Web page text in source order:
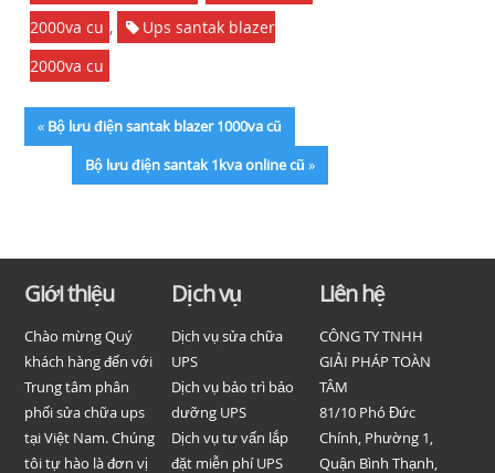
2000va cu ,
Ups santak blazer
2000va cu
« Bộ lưu điện santak blazer 1000va cũ
Bộ lưu điện santak 1kva online cũ »
Giới thiệu
Chào mừng Quý
khách hàng đến với
Trung tâm phân
phối sửa chữa ups
tại Việt Nam. Chúng
tôi tự hào là đơn vị
Dịch vụ
Dịch vụ sửa chữa
UPS
Dịch vụ bảo trì bảo
dưỡng UPS
Dịch vụ tư vấn lắp
đặt miễn phí UPS
Liên hệ
CÔNG TY TNHH
GIẢI PHÁP TOÀN
TÂM
81/10 Phó Đức
Chính, Phường 1,
Quận Bình Thạnh,